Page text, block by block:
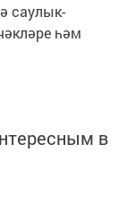
саулык-
һәм
в